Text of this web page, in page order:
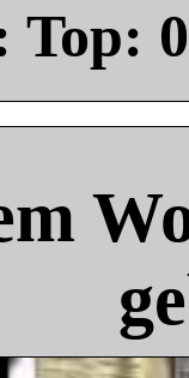
Top: 0